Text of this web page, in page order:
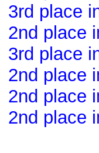
3rd place
2nd place
3rd place
2nd place
2nd place
2nd place